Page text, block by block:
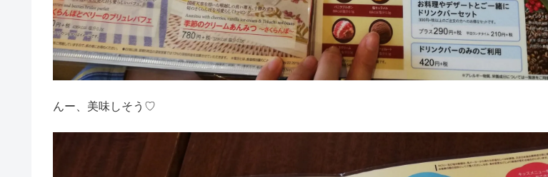
んー、美味しそう♡